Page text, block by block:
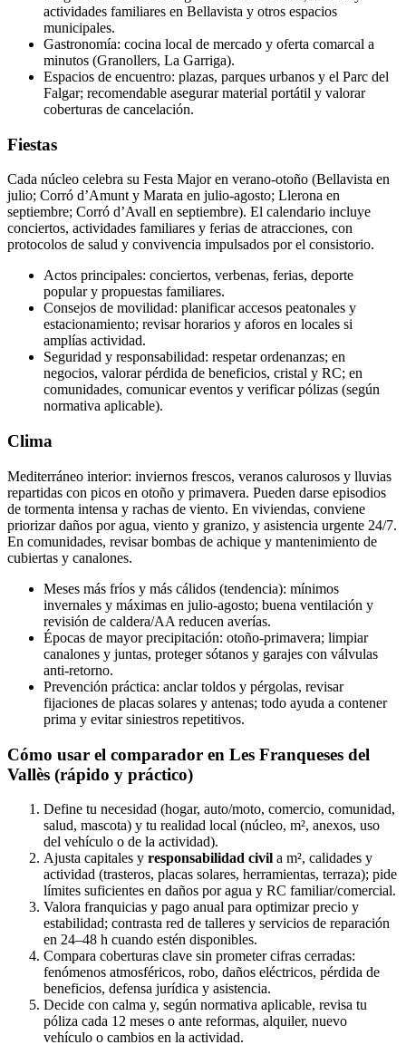
actividades familiares en Bellavista y otros espacios
municipales.
Gastronomía: cocina local de mercado y oferta comarcal a
minutos (Granollers, La Garriga).
Espacios de encuentro: plazas, parques urbanos y el Parc del
Falgar; recomendable asegurar material portátil y valorar
coberturas de cancelación.
Fiestas
Cada núcleo celebra su Festa Major en verano‑otoño (Bellavista en
julio; Corró d’Amunt y Marata en julio‑agosto; Llerona en
septiembre; Corró d’Avall en septiembre). El calendario incluye
conciertos, actividades familiares y ferias de atracciones, con
protocolos de salud y convivencia impulsados por el consistorio.
Actos principales: conciertos, verbenas, ferias, deporte
popular y propuestas familiares.
Consejos de movilidad: planificar accesos peatonales y
estacionamiento; revisar horarios y aforos en locales si
amplías actividad.
Seguridad y responsabilidad: respetar ordenanzas; en
negocios, valorar pérdida de beneficios, cristal y RC; en
comunidades, comunicar eventos y verificar pólizas (según
normativa aplicable).
Clima
Mediterráneo interior: inviernos frescos, veranos calurosos y lluvias
repartidas con picos en otoño y primavera. Pueden darse episodios
de tormenta intensa y rachas de viento. En viviendas, conviene
priorizar daños por agua, viento y granizo, y asistencia urgente 24/7.
En comunidades, revisar bombas de achique y mantenimiento de
cubiertas y canalones.
Meses más fríos y más cálidos (tendencia): mínimos
invernales y máximas en julio‑agosto; buena ventilación y
revisión de caldera/AA reducen averías.
Épocas de mayor precipitación: otoño‑primavera; limpiar
canalones y juntas, proteger sótanos y garajes con válvulas
anti‑retorno.
Prevención práctica: anclar toldos y pérgolas, revisar
fijaciones de placas solares y antenas; todo ayuda a contener
prima y evitar siniestros repetitivos.
Cómo usar el comparador en Les Franqueses del
Vallès (rápido y práctico)
Define tu necesidad (hogar, auto/moto, comercio, comunidad,
salud, mascota) y tu realidad local (núcleo, m², anexos, uso
del vehículo o de la actividad).
Ajusta capitales y responsabilidad civil a m², calidades y
actividad (trasteros, placas solares, herramientas, terraza); pide
límites suficientes en daños por agua y RC familiar/comercial.
Valora franquicias y pago anual para optimizar precio y
estabilidad; contrasta red de talleres y servicios de reparación
en 24–48 h cuando estén disponibles.
Compara coberturas clave sin prometer cifras cerradas:
fenómenos atmosféricos, robo, daños eléctricos, pérdida de
beneficios, defensa jurídica y asistencia.
Decide con calma y, según normativa aplicable, revisa tu
póliza cada 12 meses o ante reformas, alquiler, nuevo
vehículo o cambios en la actividad.